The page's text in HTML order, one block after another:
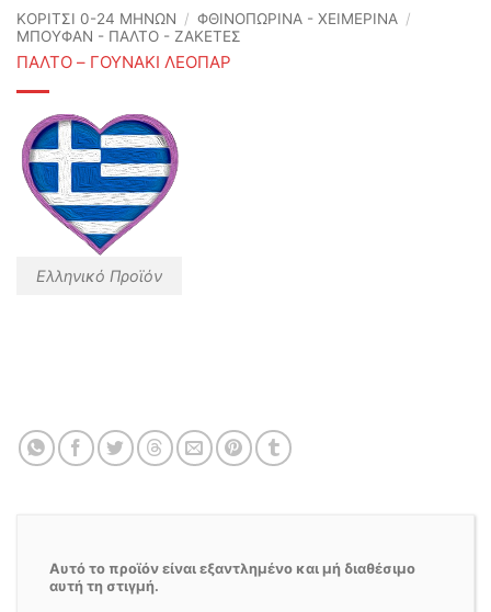
ΚΟΡΙΤΣΙ 0-24 MΗΝΩΝ / ΦΘΙΝΟΠΩΡΙΝΆ - ΧΕΙΜΕΡΙΝΆ /
ΜΠΟΥΦΑΝ - ΠΑΛΤΟ - ΖΑΚΕΤΕΣ
ΠΑΛΤΟ – ΓΟΥΝΑΚΙ ΛΕΟΠΑΡ
Ελληνικό Προϊόν
Αυτό το προϊόν είναι εξαντλημένο και μή διαθέσιμο
αυτή τη στιγμή.